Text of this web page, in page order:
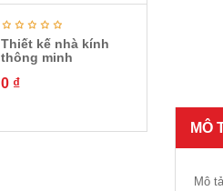
Thiết kế nhà kính
thông minh
0 ₫
MÔ
Mô tả